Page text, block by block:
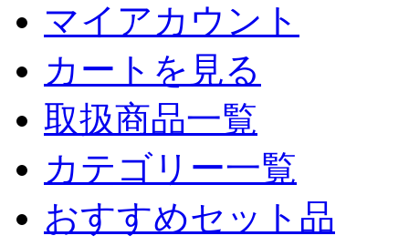
マイアカウント
カートを見る
取扱商品一覧
カテゴリー一覧
おすすめセット品